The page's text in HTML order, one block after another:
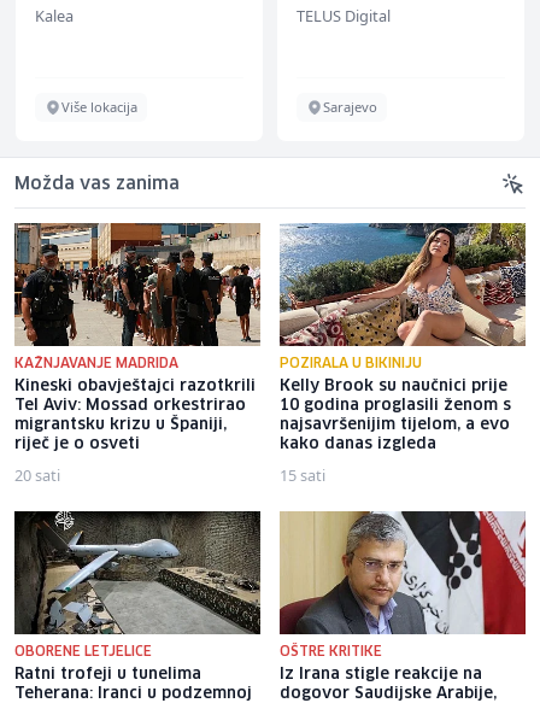
Kalea
Više lokacija
bekannten deutschen
TELUS Digital
Sarajevo
Možda vas zanima
KAŽNJAVANJE MADRIDA
Kineski obavještajci razotkrili
Tel Aviv: Mossad orkestrirao
migrantsku krizu u Španiji,
riječ je o osveti
20 sati
POZIRALA U BIKINIJU
Kelly Brook su naučnici prije
10 godina proglasili ženom s
najsavršenijim tijelom, a evo
kako danas izgleda
15 sati
OBORENE LETJELICE
Ratni trofeji u tunelima
Teherana: Iranci u podzemnoj
OŠTRE KRITIKE
Iz Irana stigle reakcije na
dogovor Saudijske Arabije,